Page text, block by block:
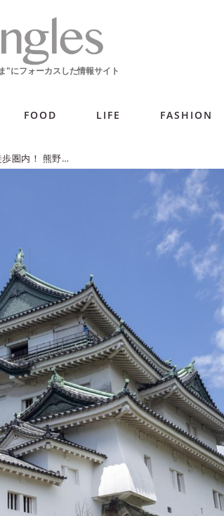
FOOD LIFE FASHION
【予算別ホテル：和歌山編】和歌山城まで徒歩圏内！ 熊野の野菜や川魚を堪能できるホテル